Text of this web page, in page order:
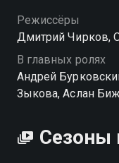
Режиссёры
Дмитрий Чирков,
В главных ролях
Андрей
Зыкова, Аслан
Сезоны